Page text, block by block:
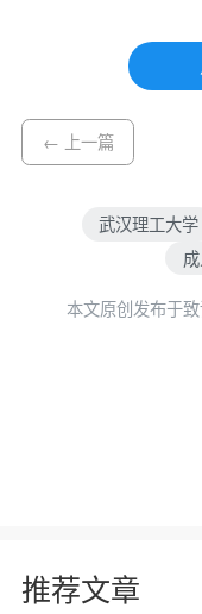
2、报名地点：
各校外学习中心
人相关资料到
复印件；专科
国高等教育学
印查询结果。
本人阅读报考诚
← 上一篇
武汉理工大学
本文原创发布于
推荐文章